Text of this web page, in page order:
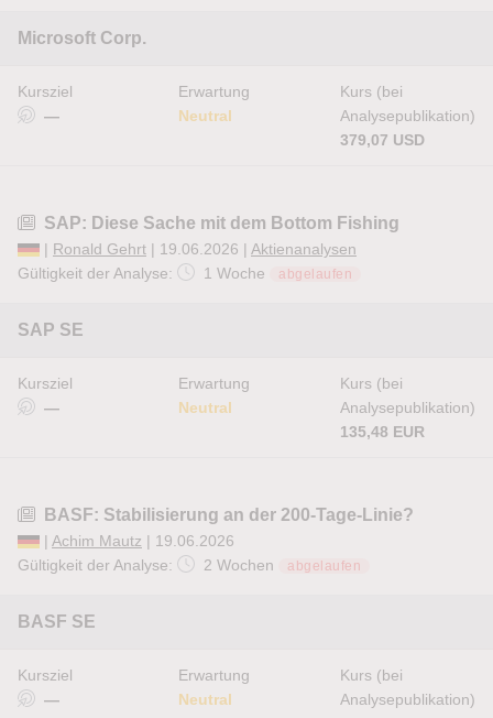
Microsoft Corp.
Kursziel
—
Erwartung
Neutral
Kurs (bei
Analysepublikation)
379,07 USD
SAP: Diese Sache mit dem Bottom Fishing
| Ronald Gehrt | 19.06.2026 | Aktienanalysen
Gültigkeit der Analyse:
1 Woche abgelaufen
SAP SE
Kursziel
—
Erwartung
Neutral
Kurs (bei
Analysepublikation)
135,48 EUR
BASF: Stabilisierung an der 200-Tage-Linie?
| Achim Mautz | 19.06.2026
Gültigkeit der Analyse:
2 Wochen abgelaufen
BASF SE
Kursziel
—
Erwartung
Neutral
Kurs (bei
Analysepublikation)